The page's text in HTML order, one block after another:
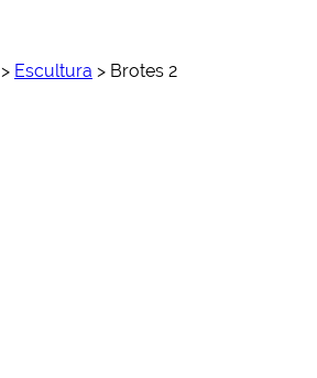
> Escultura > Brotes 2